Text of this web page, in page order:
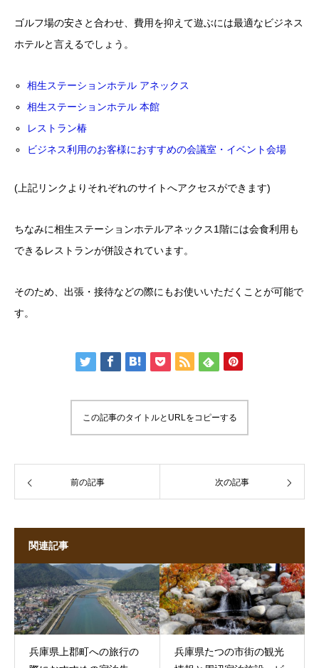
ゴルフ場の安さと合わせ、費用を抑えて遊ぶには最適なビジネス
ホテルと言えるでしょう。
相生ステーションホテル アネックス
相生ステーションホテル 本館
レストラン椿
ビジネス利用のお客様におすすめの会議室・イベント会場
(上記リンクよりそれぞれのサイトへアクセスができます)
ちなみに相生ステーションホテルアネックス1階には会食利用も
できるレストランが併設されています。
そのため、出張・接待などの際にもお使いいただくことが可能で
す。
この記事のタイトルとURLをコピーする
前の記事 次の記事
関連記事
兵庫県上郡町への旅行の
兵庫県たつの市街の観光